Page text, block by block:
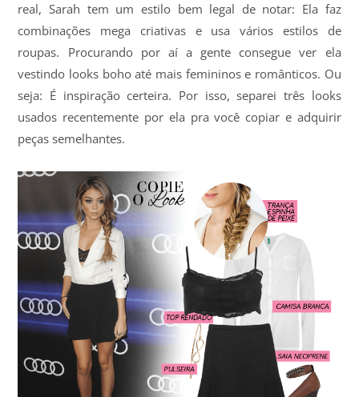
real, Sarah tem um estilo bem legal de notar: Ela faz
combinações mega criativas e usa vários estilos de
roupas. Procurando por aí a gente consegue ver ela
vestindo looks boho até mais femininos e românticos. Ou
seja: É inspiração certeira. Por isso, separei três looks
usados recentemente por ela pra você copiar e adquirir
peças semelhantes.